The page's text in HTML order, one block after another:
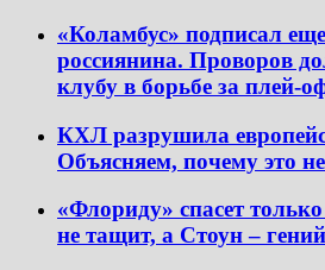
«Коламбус» подписал
россиянина. Проворов
клубу в борьбе за плей-
КХЛ разрушила
Объясняем, почему это
«Флориду» спасет
не тащит, а Стоун –